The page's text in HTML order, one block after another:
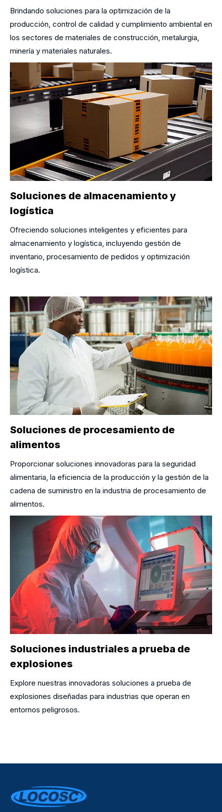
Brindando soluciones para la optimización de la
producción, control de calidad y cumplimiento ambiental en
los sectores de materiales de construcción, metalurgia,
minería y materiales naturales.
Soluciones de almacenamiento y
logística
Ofreciendo soluciones inteligentes y eficientes para
almacenamiento y logística, incluyendo gestión de
inventario, procesamiento de pedidos y optimización
logística.
Soluciones de procesamiento de
alimentos
Proporcionar soluciones innovadoras para la seguridad
alimentaria, la eficiencia de la producción y la gestión de la
cadena de suministro en la industria de procesamiento de
alimentos.
Soluciones industriales a prueba de
explosiones
Explore nuestras innovadoras soluciones a prueba de
explosiones diseñadas para industrias que operan en
entornos peligrosos.